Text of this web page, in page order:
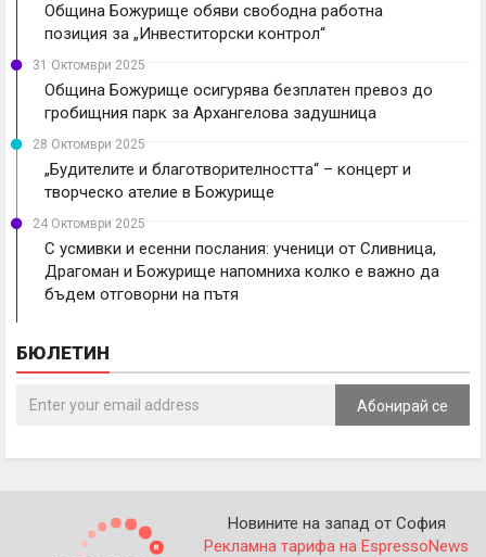
Община Божурище обяви свободна работна
позиция за „Инвеститорски контрол“
31 Октомври 2025
Община Божурище осигурява безплатен превоз до
гробищния парк за Архангелова задушница
28 Октомври 2025
„Будителите и благотворителността“ – концерт и
творческо ателие в Божурище
24 Октомври 2025
С усмивки и есенни послания: ученици от Сливница,
Драгоман и Божурище напомниха колко е важно да
бъдем отговорни на пътя
БЮЛЕТИН
Абонирай се
Новините на запад от София
Рекламна тарифа на EspressoNews